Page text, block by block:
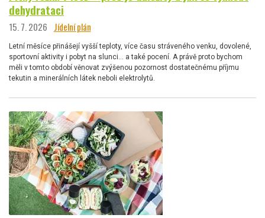
dehydrataci
15. 7. 2026 Jídelní plán
Letní měsíce přinášejí vyšší teploty, více času stráveného venku, dovolené,
sportovní aktivity i pobyt na slunci… a také pocení. A právě proto bychom
měli v tomto období věnovat zvýšenou pozornost dostatečnému příjmu
tekutin a minerálních látek neboli elektrolytů.